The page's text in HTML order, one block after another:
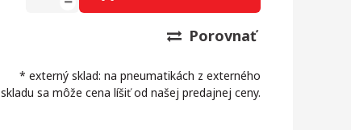
Porovnať
* externý sklad: na pneumatikách z externého
skladu sa môže cena líšiť od našej predajnej ceny.